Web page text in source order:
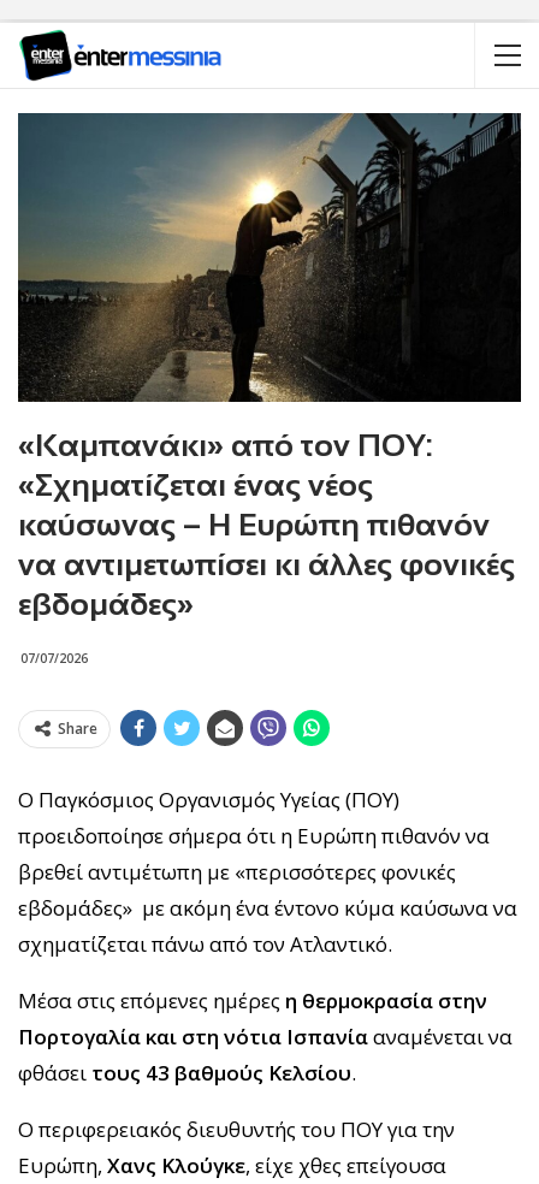
«Καμπανάκι» από τον ΠΟΥ:
«Σχηματίζεται ένας νέος
καύσωνας – Η Ευρώπη πιθανόν
να αντιμετωπίσει κι άλλες φονικές
εβδομάδες»
07/07/2026
Share
Ο Παγκόσμιος Οργανισμός Υγείας (ΠΟΥ)
προειδοποίησε σήμερα ότι η Ευρώπη πιθανόν να
βρεθεί αντιμέτωπη με «περισσότερες φονικές
εβδομάδες» με ακόμη ένα έντονο κύμα καύσωνα να
σχηματίζεται πάνω από τον Ατλαντικό.
Μέσα στις επόμενες ημέρες η θερμοκρασία στην
Πορτογαλία και στη νότια Ισπανίααναμένεται να
φθάσει τους 43 βαθμούς Κελσίου.
Ο περιφερειακός διευθυντής του ΠΟΥ για την
Ευρώπη, Χανς Κλούγκε, είχε χθες επείγουσα